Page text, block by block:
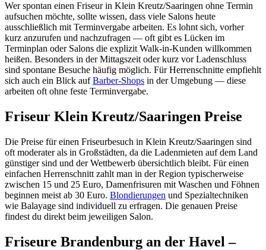
Wer spontan einen Friseur in Klein Kreutz/Saaringen ohne Termin
aufsuchen möchte, sollte wissen, dass viele Salons heute
ausschließlich mit Terminvergabe arbeiten. Es lohnt sich, vorher
kurz anzurufen und nachzufragen — oft gibt es Lücken im
Terminplan oder Salons die explizit Walk-in-Kunden willkommen
heißen. Besonders in der Mittagszeit oder kurz vor Ladenschluss
sind spontane Besuche häufig möglich. Für Herrenschnitte empfiehlt
sich auch ein Blick aufBarber-Shops in der Umgebung — diese
arbeiten oft ohne feste Terminvergabe.
Friseur Klein Kreutz/Saaringen Preise
Die Preise für einen Friseurbesuch in Klein Kreutz/Saaringen sind
oft moderater als in Großstädten, da die Ladenmieten auf dem Land
günstiger sind und der Wettbewerb übersichtlich bleibt. Für einen
einfachen Herrenschnitt zahlt man in der Region typischerweise
zwischen 15 und 25 Euro, Damenfrisuren mit Waschen und Föhnen
beginnen meist ab 30 Euro. Blondierungen und Spezialtechniken
wie Balayage sind individuell zu erfragen. Die genauen Preise
findest du direkt beim jeweiligen Salon.
Friseure Brandenburg an der Havel –